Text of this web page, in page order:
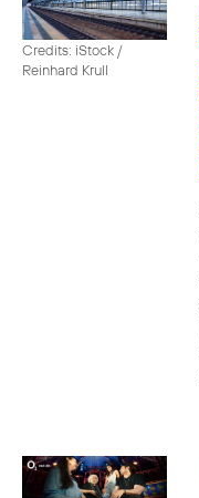
Credits: iStock /
Reinhard Krull